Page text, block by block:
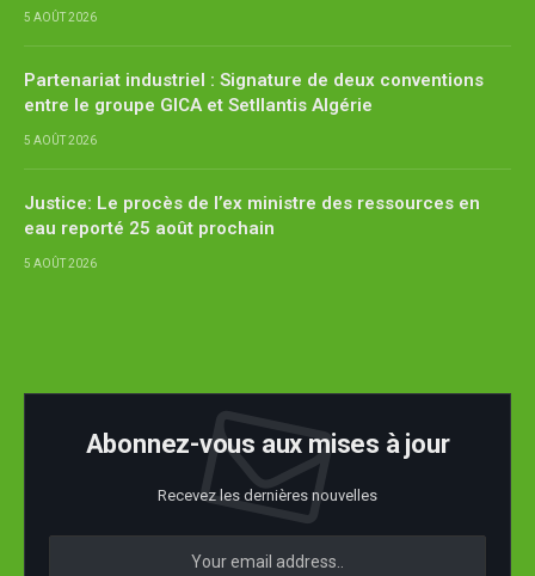
5 AOÛT 2026
Partenariat industriel : Signature de deux conventions
entre le groupe GICA et Setllantis Algérie
5 AOÛT 2026
Justice: Le procès de l’ex ministre des ressources en
eau reporté 25 août prochain
5 AOÛT 2026
Abonnez-vous aux mises à jour
Recevez les dernières nouvelles